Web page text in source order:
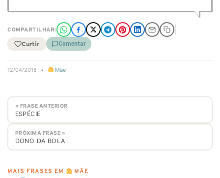
COMPARTILHAR:
Curtir Comentar
12/04/2018 • Mãe
« FRASE ANTERIOR
ESPÉCIE
PRÓXIMA FRASE »
DONO DA BOLA
MAIS FRASES EM MÃE